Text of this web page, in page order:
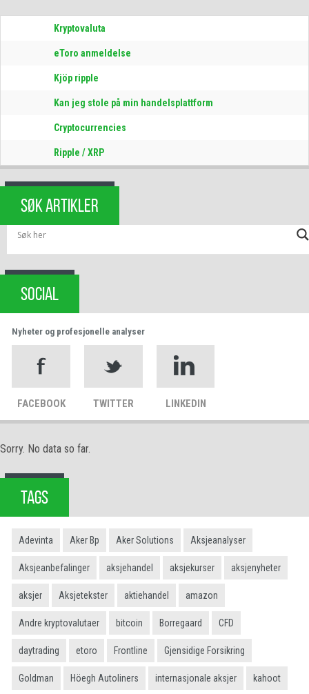
Kryptovaluta
eToro anmeldelse
Kjöp ripple
Kan jeg stole på min handelsplattform
Cryptocurrencies
Ripple / XRP
SØK ARTIKLER
SOCIAL
Nyheter og profesjonelle analyser
FACEBOOK TWITTER LINKEDIN
Sorry. No data so far.
TAGS
Adevinta Aker Bp Aker Solutions Aksjeanalyser
Aksjeanbefalinger aksjehandel aksjekurser aksjenyheter
aksjer Aksjetekster aktiehandel amazon
Andre kryptovalutaer bitcoin Borregaard CFD
daytrading etoro Frontline Gjensidige Forsikring
Goldman Höegh Autoliners internasjonale aksjer kahoot